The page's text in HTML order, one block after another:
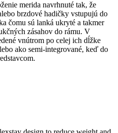
merida navrhnuté tak, že
brzdové hadičky vstupujú do
čomu sú lanká ukryté a takmer
zásahov do rámu. V
vnútrom po celej ich dĺžke
ako semi-integrované, keď do